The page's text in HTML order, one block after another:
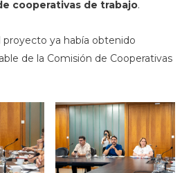
cooperativas de trabajo.
proyecto ya había obtenido
de la Comisión de Cooperativas